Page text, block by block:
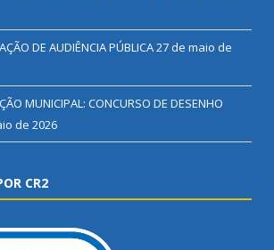
DE AUDIÊNCIA PÚBLICA27 de maio de
MUNICIPAL: CONCURSO DE DESENHO
de 2026
CR2